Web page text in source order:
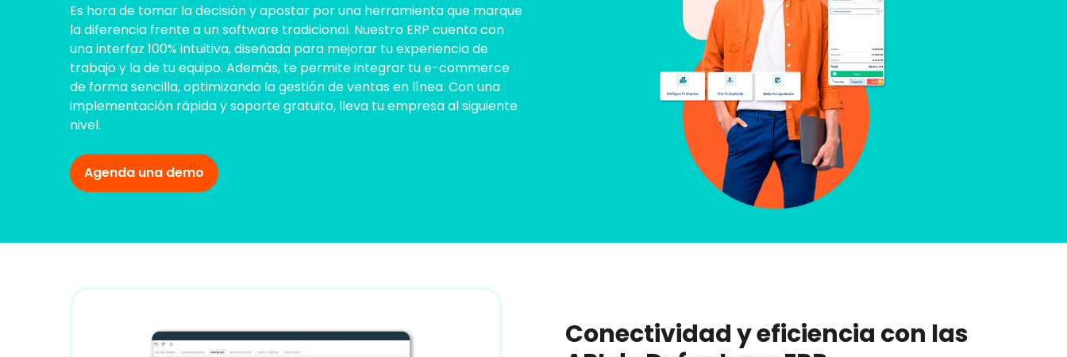
Es hora de tomar la decisión y apostar por una herramienta que marque
la diferencia frente a un software tradicional. Nuestro ERP cuenta con
una interfaz 100% intuitiva, diseñada para mejorar tu experiencia de
trabajo y la de tu equipo. Además, te permite integrar tu e-commerce
de forma sencilla, optimizando la gestión de ventas en línea. Con una
implementación rápida y soporte gratuito, lleva tu empresa al siguiente
nivel.
Agenda una demo
Conectividad y eficiencia con las